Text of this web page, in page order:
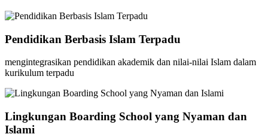
Pendidikan Berbasis Islam Terpadu
mengintegrasikan pendidikan akademik dan nilai-nilai Islam dalam
kurikulum terpadu
Lingkungan Boarding School yang Nyaman dan
Islami